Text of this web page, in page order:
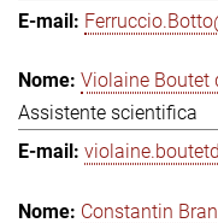
Violaine Boutet
Assistente scientifica
Constantin